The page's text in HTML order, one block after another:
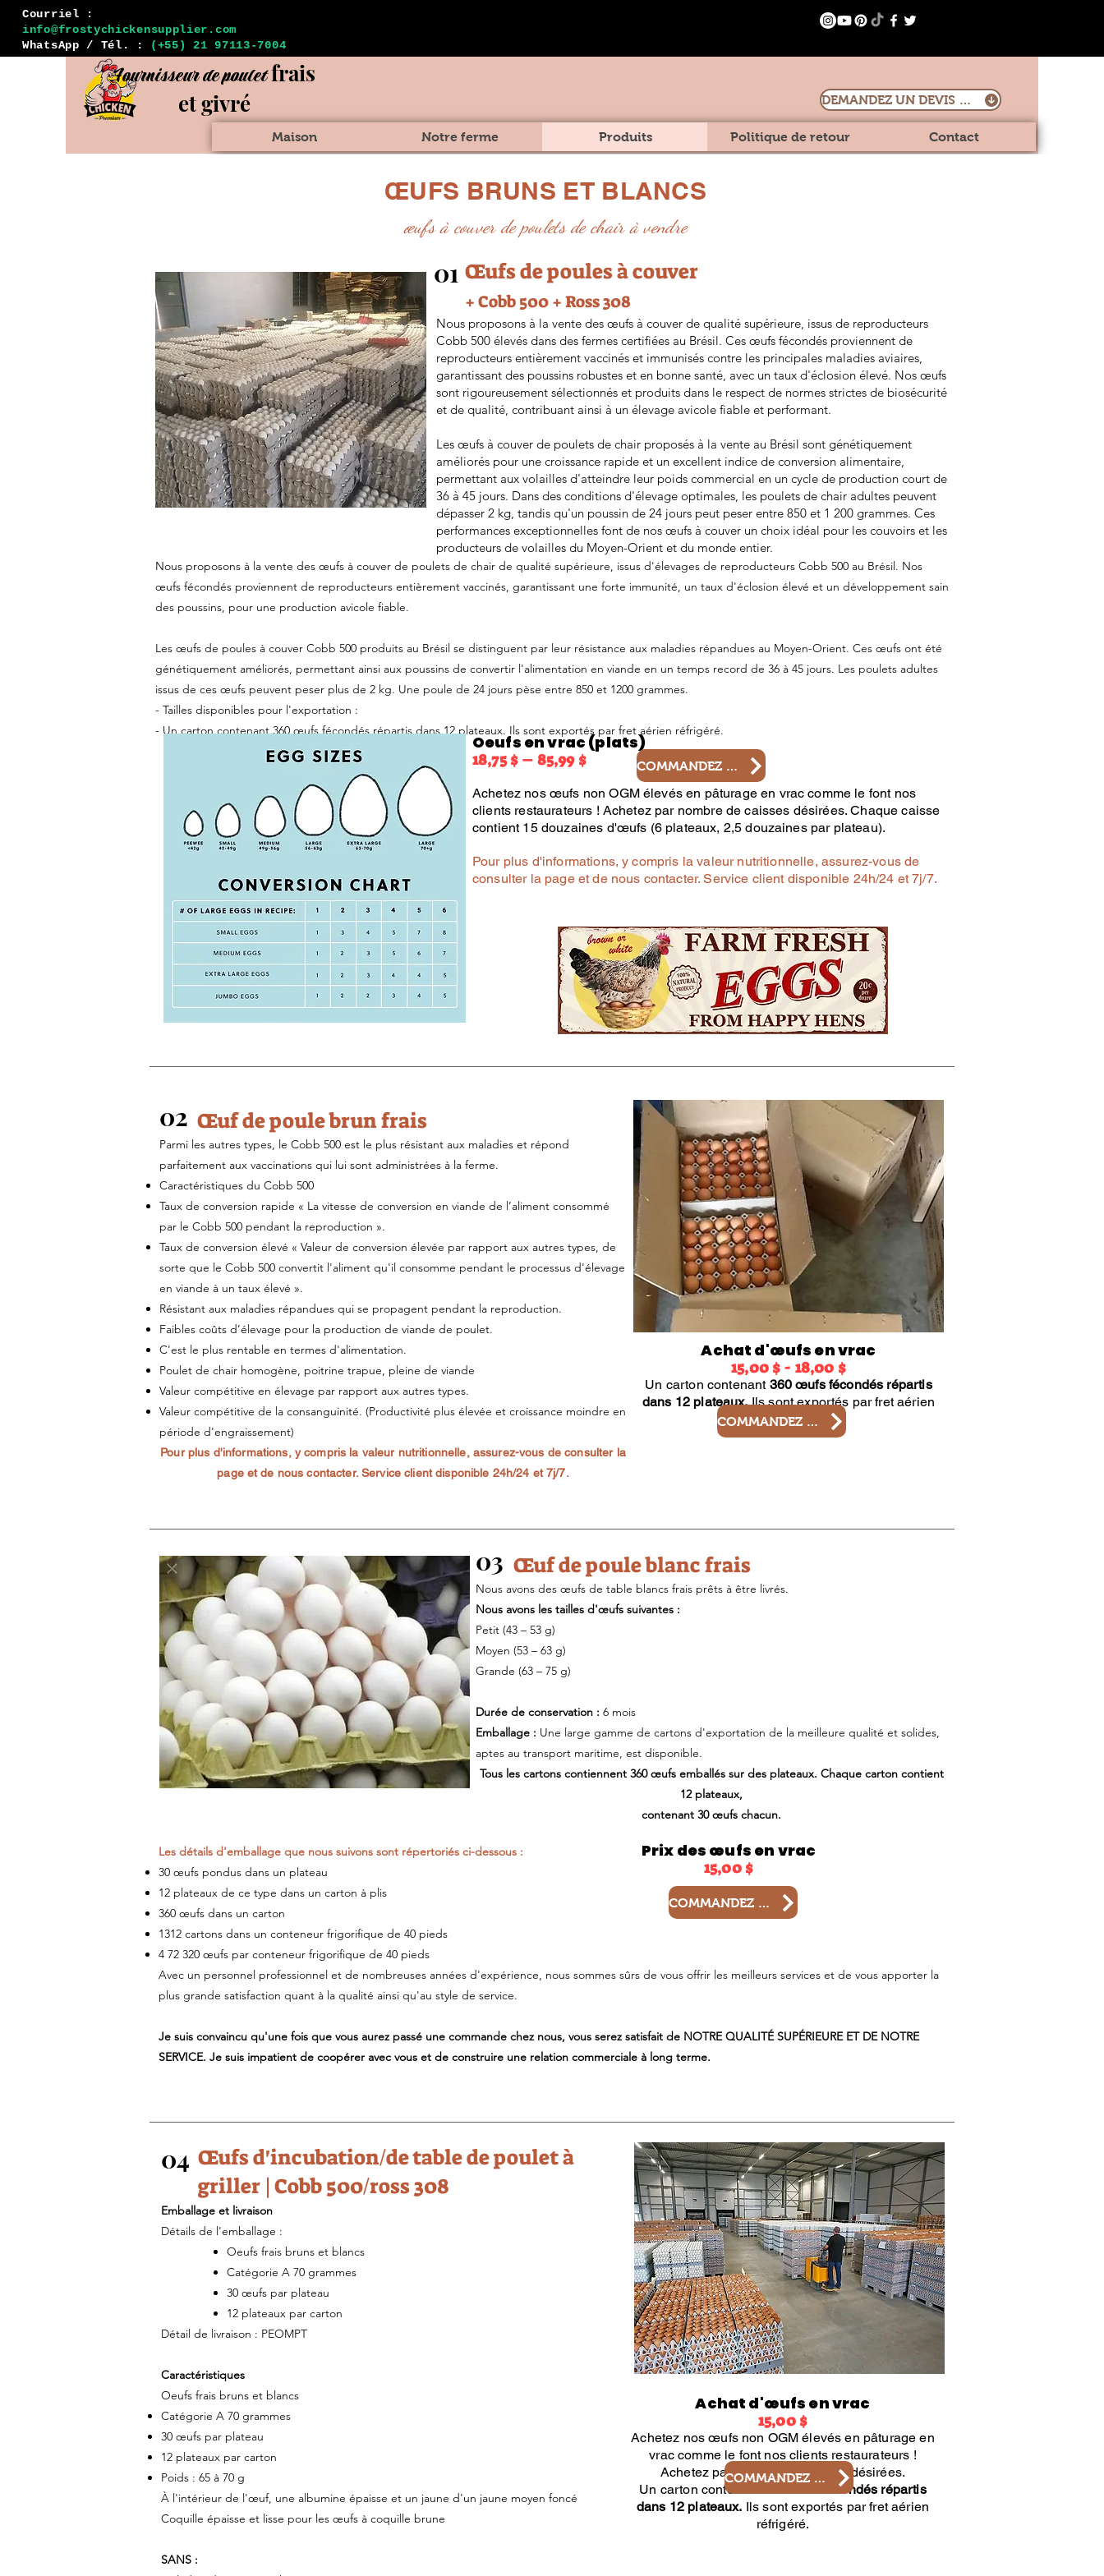
Courriel :
info@frostychickensupplier.com
WhatsApp / Tél. :
(+55) 21 97113-7004
Fournisseur de pouletfrais
et givré
DEMANDEZ UN DEVIS DÈS MAINTENANT
Maison Notre ferme Produits Politique de retour Contact
ŒUFS BRUNS ET BLANCS
œufs à couver de poulets de chair à vendre
01 Œufs de poules à couver
+ Cobb 500 + Ross 308
Nous proposons à la vente des œufs à couver de qualité supérieure, issus de reproducteurs
Cobb 500 élevés dans des fermes certifiées au Brésil. Ces œufs fécondés proviennent de
reproducteurs entièrement vaccinés et immunisés contre les principales maladies aviaires,
garantissant des poussins robustes et en bonne santé, avec un taux d'éclosion élevé. Nos œufs
sont rigoureusement sélectionnés et produits dans le respect de normes strictes de biosécurité
et de qualité, contribuant ainsi à un élevage avicole fiable et performant.
Les œufs à couver de poulets de chair proposés à la vente au Brésil sont génétiquement
améliorés pour une croissance rapide et un excellent indice de conversion alimentaire,
permettant aux volailles d'atteindre leur poids commercial en un cycle de production court de
36 à 45 jours. Dans des conditions d'élevage optimales, les poulets de chair adultes peuvent
dépasser 2 kg, tandis qu'un poussin de 24 jours peut peser entre 850 et 1 200 grammes. Ces
performances exceptionnelles font de nos œufs à couver un choix idéal pour les couvoirs et les
producteurs de volailles du Moyen-Orient et du monde entier.
Nous proposons à la vente des œufs à couver de poulets de chair de qualité supérieure, issus d'élevages de reproducteurs Cobb 500 au Brésil. Nos
œufs fécondés proviennent de reproducteurs entièrement vaccinés, garantissant une forte immunité, un taux d'éclosion élevé et un développement sain
des poussins, pour une production avicole fiable.
Les œufs de poules à couver Cobb 500 produits au Brésil se distinguent par leur résistance aux maladies répandues au Moyen-Orient. Ces œufs ont été
génétiquement améliorés, permettant ainsi aux poussins de convertir l'alimentation en viande en un temps record de 36 à 45 jours. Les poulets adultes
issus de ces œufs peuvent peser plus de 2 kg. Une poule de 24 jours pèse entre 850 et 1200 grammes.
- Tailles disponibles pour l'exportation :
- Un carton contenant 360 œufs fécondés répartis dans 12 plateaux. Ils sont exportés par fret aérien réfrigéré.
Oeufs en vrac (plats)
18,75 $ – 85,99 $
Achetez nos œufs non OGM élevés en pâturage en vrac comme le font nos
clients restaurateurs ! Achetez par nombre de caisses désirées. Chaque caisse
contient 15 douzaines d'œufs (6 plateaux, 2,5 douzaines par plateau).
Pour plus d'informations, y compris la valeur nutritionnelle, assurez-vous de
consulter la page et de nous contacter. Service client disponible 24h/24 et 7j/7.
COMMANDEZ MAINTENANT
02 Œuf de poule brun frais
Parmi les autres types, le Cobb 500 est le plus résistant aux maladies et répond
parfaitement aux vaccinations qui lui sont administrées à la ferme.
Caractéristiques du Cobb 500
Taux de conversion rapide « La vitesse de conversion en viande de l’aliment consommé
par le Cobb 500 pendant la reproduction ».
Taux de conversion élevé « Valeur de conversion élevée par rapport aux autres types, de
sorte que le Cobb 500 convertit l'aliment qu'il consomme pendant le processus d'élevage
en viande à un taux élevé ».
Résistant aux maladies répandues qui se propagent pendant la reproduction.
Faibles coûts d’élevage pour la production de viande de poulet.
C'est le plus rentable en termes d'alimentation.
Poulet de chair homogène, poitrine trapue, pleine de viande
Valeur compétitive en élevage par rapport aux autres types.
Valeur compétitive de la consanguinité. (Productivité plus élevée et croissance moindre en
période d'engraissement)
Pour plus d'informations, y compris la valeur nutritionnelle, assurez-vous de consulter la
page et de nous contacter. Service client disponible 24h/24 et 7j/7.
Achat d'œufs en vrac
15,00 $ - 18,00 $
Un carton contenant 360 œufs fécondés répartis
dans 12 plateaux.Ils sont exportés par fret aérien
réfrigéré.COMMANDEZ MAINTENANT
03 Œuf de poule blanc frais
Nous avons des œufs de table blancs frais prêts à être livrés.
Nous avons les tailles d'œufs suivantes :
Petit (43 – 53 g)
Moyen (53 – 63 g)
Grande (63 – 75 g)
Durée de conservation : 6 mois
Emballage : Une large gamme de cartons d'exportation de la meilleure qualité et solides,
aptes au transport maritime, est disponible.
Tous les cartons contiennent 360 œufs emballés sur des plateaux. Chaque carton contient
12 plateaux,
contenant 30 œufs chacun.
Les détails d'emballage que nous suivons sont répertoriés ci-dessous :
30 œufs pondus dans un plateau
12 plateaux de ce type dans un carton à plis
360 œufs dans un carton
1312 cartons dans un conteneur frigorifique de 40 pieds
4 72 320 œufs par conteneur frigorifique de 40 pieds
Avec un personnel professionnel et de nombreuses années d'expérience, nous sommes sûrs de vous offrir les meilleurs services et de vous apporter la
plus grande satisfaction quant à la qualité ainsi qu'au style de service.
Je suis convaincu qu'une fois que vous aurez passé une commande chez nous, vous serez satisfait de NOTRE QUALITÉ SUPÉRIEURE ET DE NOTRE
SERVICE. Je suis impatient de coopérer avec vous et de construire une relation commerciale à long terme.
Prix des œufs en vrac
15,00 $
COMMANDEZ MAINTENANT
04 Œufs d'incubation/de table de poulet à
griller | Cobb 500/ross 308
Emballage et livraison
Détails de l'emballage :
Oeufs frais bruns et blancs
Catégorie A 70 grammes
30 œufs par plateau
12 plateaux par carton
Détail de livraison : PEOMPT
Caractéristiques
Oeufs frais bruns et blancs
Catégorie A 70 grammes
30 œufs par plateau
12 plateaux par carton
Poids : 65 à 70 g
À l'intérieur de l'œuf, une albumine épaisse et un jaune d'un jaune moyen foncé
Coquille épaisse et lisse pour les œufs à coquille brune
SANS :
Achat d'œufs en vrac
15,00 $
Achetez nos œufs non OGM élevés en pâturage en
vrac comme le font nos clients restaurateurs !
Achetez par nombre de caisses désirées.
Un carton contenant
360 œufs fécondés répartis
dans 12 plateaux. Ils sont exportés par fret aérien
réfrigéré.
COMMANDEZ MAINTENANT